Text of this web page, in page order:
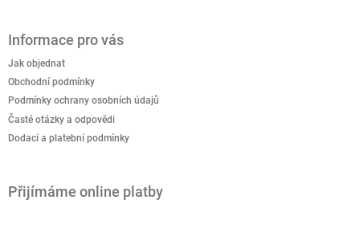
Informace pro vás
Jak objednat
Obchodní podmínky
Podmínky ochrany osobních údajů
Časté otázky a odpovědi
Dodaci a platebni podmínky
Přijímáme online platby